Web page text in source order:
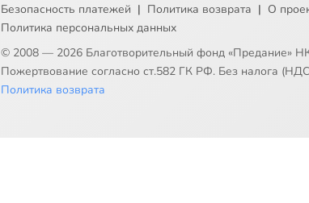
Безопасность платежей | Политика возврата | О
Политика персональных данных
© 2008 — 2026 Благотворительный фонд «Предание»
Пожертвование согласно ст.582 ГК РФ. Без налога
Политика возврата